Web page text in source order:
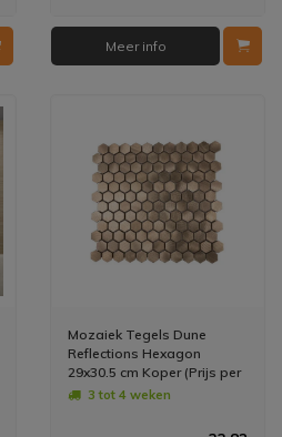
Meer info
Mozaiek Tegels Dune
Reflections Hexagon
29x30.5 cm Koper (Prijs per
Matje)3 tot 4 weken